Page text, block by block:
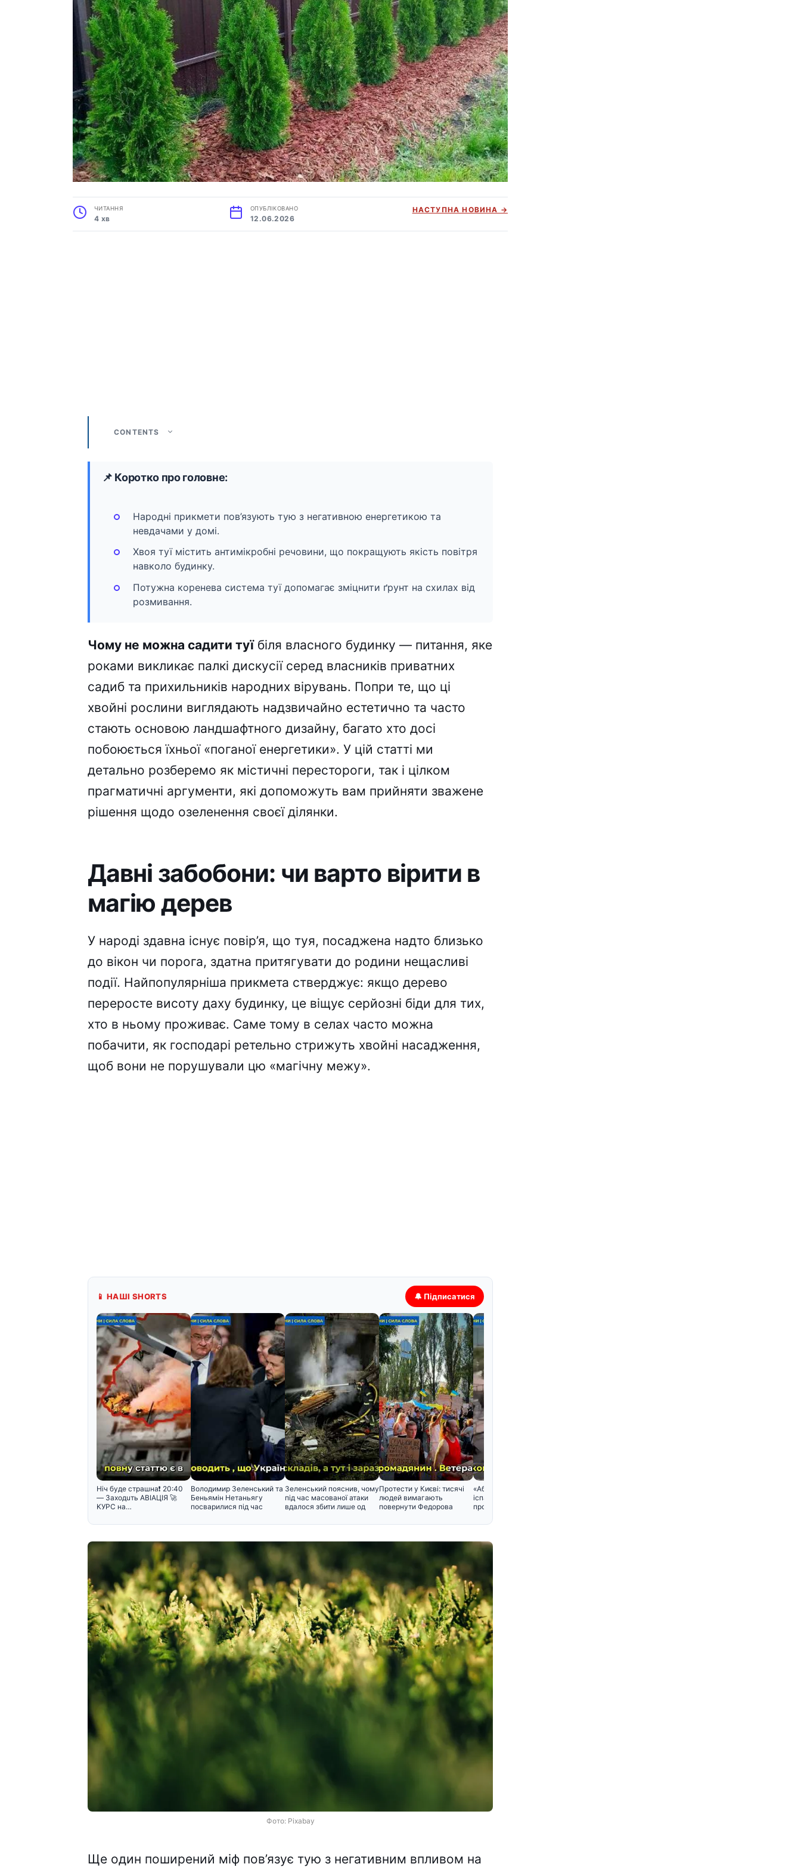
ЧИТАННЯ
4 хв
ОПУБЛІКОВАНО
12.06.2026
НАСТУПНА НОВИНА →
CONTENTS
📌 Коротко про головне:
Народні прикмети пов’язують тую з негативною енергетикою та
невдачами у домі.
Хвоя туї містить антимікробні речовини, що покращують якість повітря
навколо будинку.
Потужна коренева система туї допомагає зміцнити ґрунт на схилах від
розмивання.
Чому не можна садити туїбіля власного будинку — питання, яке
роками викликає палкі дискусії серед власників приватних
садиб та прихильників народних вірувань. Попри те, що ці
хвойні рослини виглядають надзвичайно естетично та часто
стають основою ландшафтного дизайну, багато хто досі
побоюється їхньої «поганої енергетики». У цій статті ми
детально розберемо як містичні перестороги, так і цілком
прагматичні аргументи, які допоможуть вам прийняти зважене
рішення щодо озеленення своєї ділянки.
Давні забобони: чи варто вірити в
магію дерев
У народі здавна існує повір’я, що туя, посаджена надто близько
до вікон чи порога, здатна притягувати до родини нещасливі
події. Найпопулярніша прикмета стверджує: якщо дерево
переросте висоту даху будинку, це віщує серйозні біди для тих,
хто в ньому проживає. Саме тому в селах часто можна
побачити, як господарі ретельно стрижуть хвойні насадження,
щоб вони не порушували цю «магічну межу».
📱 НАШІ SHORTS 🔔 Підписатися
Hiч бyдe cтpaшнa❗️ 20:40
— Зaxoдuть ABIAЦIЯ 🚀
KУPC нa…
Володимир Зеленський та
Беньямін Нетаньягу
посварилися під час
Зеленський пояснив, чому
під час масованої атаки
вдалося збити лише од
Протести у Києві: тисячі
людей вимагають
повернути Федорова
«Абсолютний хаос» - в
іспанську Сеуту
прорвалися 49 тисяч
Фото: Pixabay
Ще один поширений міф пов’язує тую з негативним впливом на